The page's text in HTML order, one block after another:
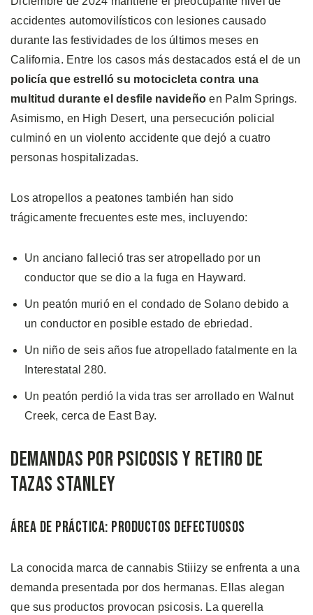
accidentes automovilísticos con lesiones causado
durante las festividades de los últimos meses en
California. Entre los casos más destacados está el de un
policía que estrelló su motocicleta contra una
multitud durante el desfile navideño en Palm Springs.
Asimismo, en High Desert, una persecución policial
culminó en un violento accidente que dejó a cuatro
personas hospitalizadas.
Los atropellos a peatones también han sido
trágicamente frecuentes este mes, incluyendo:
Un anciano falleció tras ser atropellado por un
conductor que se dio a la fuga en Hayward.
Un peatón murió en el condado de Solano debido a
un conductor en posible estado de ebriedad.
Un niño de seis años fue atropellado fatalmente en la
Interestatal 280.
Un peatón perdió la vida tras ser arrollado en Walnut
Creek, cerca de East Bay.
Demandas por Psicosis y Retiro de
Tazas Stanley
Área de Práctica: Productos Defectuosos
La conocida marca de cannabis Stiiizy se enfrenta a una
demanda presentada por dos hermanas. Ellas alegan
que sus productos provocan psicosis. La querella